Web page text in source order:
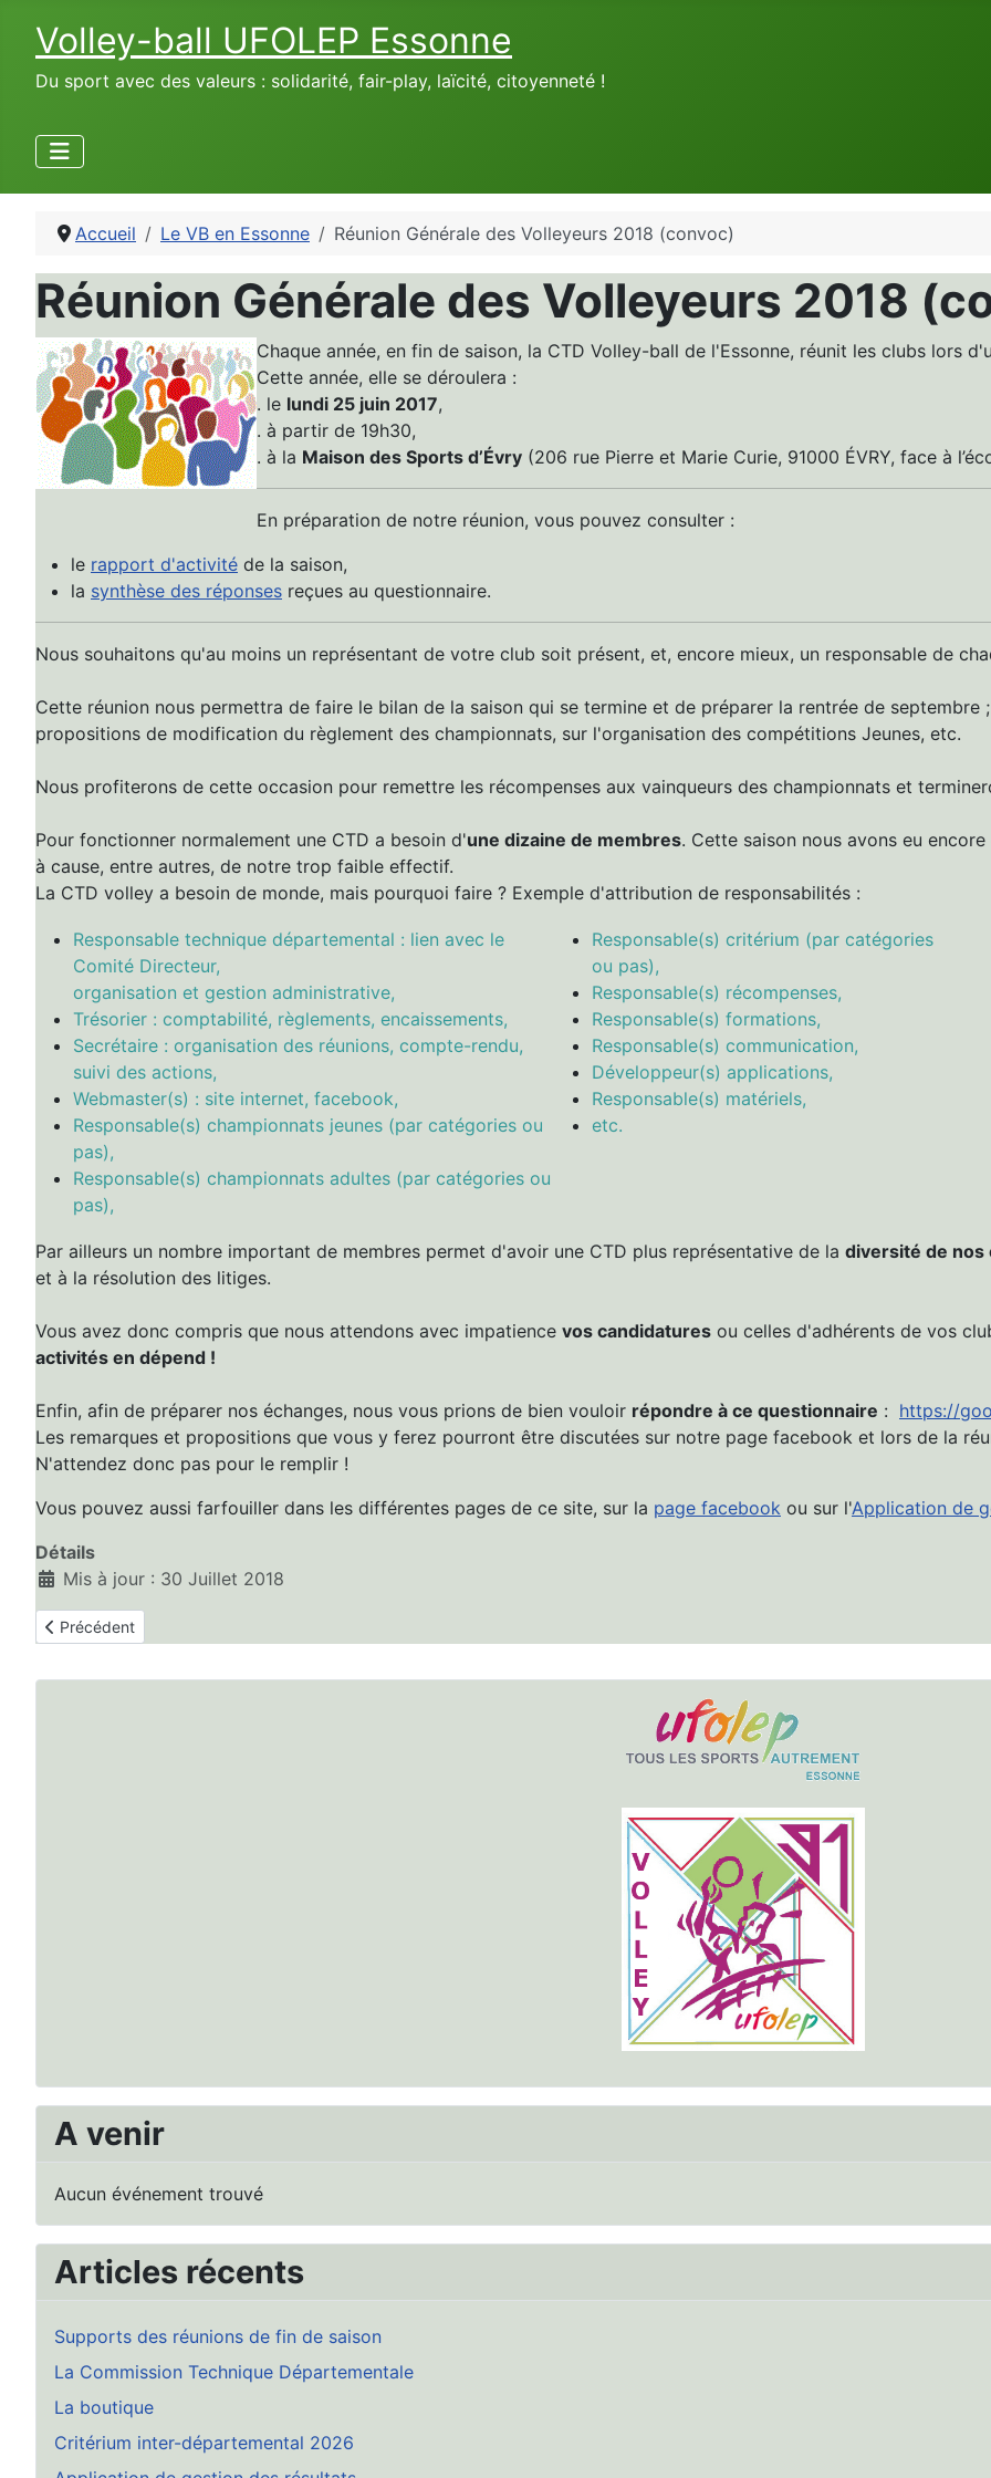
Volley-ball UFOLEP Essonne
Du sport avec des valeurs : solidarité, fair-play, laïcité, citoyenneté !
Accueil Le VB en Essonne Réunion Générale des Volleyeurs 2018 (convoc)
Réunion Générale des Volleyeurs 2018
Chaque année, en fin de saison, la CTD Volley-ball de l'Essonne, réunit les clubs lors
Cette année, elle se déroulera :
. le lundi 25 juin 2017,
. à partir de 19h30,
. à la Maison des Sports d’Évry (206 rue Pierre et Marie Curie, 91000 ÉVRY, face à
En préparation de notre réunion, vous pouvez consulter :
le rapport d'activité de la saison,
la synthèse des réponses reçues au questionnaire.
Nous souhaitons qu'au moins un représentant de votre club soit présent, et, encore mieux, un responsable de
Cette réunion nous permettra de faire le bilan de la saison qui se termine et de préparer la rentrée de septembre
propositions de modification du règlement des championnats, sur l'organisation des compétitions Jeunes, etc.
Nous profiterons de cette occasion pour remettre les récompenses aux vainqueurs des championnats et
Pour fonctionner normalement une CTD a besoin d'une dizaine de membres. Cette saison nous avons eu
à cause, entre autres, de notre trop faible effectif.
La CTD volley a besoin de monde, mais pourquoi faire ? Exemple d'attribution de responsabilités :
Responsable technique départemental : lien avec le
Comité Directeur,
organisation et gestion administrative,
Trésorier : comptabilité, règlements, encaissements,
Secrétaire : organisation des réunions, compte-rendu,
suivi des actions,
Webmaster(s) : site internet, facebook,
Responsable(s) championnats jeunes (par catégories ou
pas),
Responsable(s) championnats adultes (par catégories ou
pas),
Responsable(s) critérium (par catégories
ou pas),
Responsable(s) récompenses,
Responsable(s) formations,
Responsable(s) communication,
Développeur(s) applications,
Responsable(s) matériels,
etc.
Par ailleurs un nombre important de membres permet d'avoir une CTD plus représentative de la diversité de nos
et à la résolution des litiges.
Vous avez donc compris que nous attendons avec impatience vos candidatures ou celles d'adhérents de vos
activités en dépend !
Enfin, afin de préparer nos échanges, nous vous prions de bien vouloir répondre à ce questionnaire : https://
Les remarques et propositions que vous y ferez pourront être discutées sur notre page facebook et lors de la
N'attendez donc pas pour le remplir !
Vous pouvez aussi farfouiller dans les différentes pages de ce site, sur la page facebook ou sur l'Application de
Détails
Mis à jour : 30 Juillet 2018
Article précédent : Réunion Générale des Volleyeurs 2018
Précédent
A venir
Aucun événement trouvé
Articles récents
Supports des réunions de fin de saison
La Commission Technique Départementale
La boutique
Critérium inter-départemental 2026